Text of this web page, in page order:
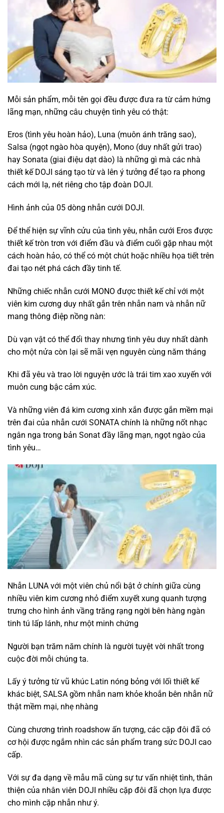
Mỗi sản phẩm, mỗi tên gọi đều được đưa ra từ cảm hứng
lãng mạn, những câu chuyện tình yêu có thật:
Eros (tình yêu hoàn hảo), Luna (muôn ánh trăng sao),
Salsa (ngọt ngào hòa quyện), Mono (duy nhất gửi trao)
hay Sonata (giai điệu dạt dào) là những gì mà các nhà
thiết kế DOJI sáng tạo từ và lên ý tưởng để tạo ra phong
cách mới lạ, nét riêng cho tập đoàn DOJI.
Hình ảnh của 05 dòng nhẫn cưới DOJI.
Để thể hiện sự vĩnh cửu của tình yêu, nhẫn cưới Eros được
thiết kế tròn trơn với điểm đầu và điểm cuối gặp nhau một
cách hoàn hảo, có thể có một chút hoặc nhiều họa tiết trên
đai tạo nét phá cách đầy tinh tế.
Những chiếc nhẫn cưới MONO được thiết kế chỉ với một
viên kim cương duy nhất gắn trên nhẫn nam và nhẫn nữ
mang thông điệp nồng nàn:
Dù vạn vật có thể đổi thay nhưng tình yêu duy nhất dành
cho một nửa còn lại sẽ mãi vẹn nguyên cùng năm tháng
Khi đã yêu và trao lời nguyện ước là trái tim xao xuyến với
muôn cung bậc cảm xúc.
Và những viên đá kim cương xinh xắn được gắn mềm mại
trên đai của nhẫn cưới SONATA chính là những nốt nhạc
ngân nga trong bản Sonat đầy lãng mạn, ngọt ngào của
tình yêu…
Nhẫn LUNA với một viên chủ nổi bật ở chính giữa cùng
nhiều viên kim cương nhỏ điểm xuyết xung quanh tượng
trưng cho hình ảnh vầng trăng rạng ngời bên hàng ngàn
tinh tú lấp lánh, như một minh chứng
Người bạn trăm năm chính là người tuyệt vời nhất trong
cuộc đời mỗi chúng ta.
Lấy ý tưởng từ vũ khúc Latin nóng bỏng với lối thiết kế
khác biệt, SALSA gồm nhẫn nam khỏe khoắn bên nhẫn nữ
thật mềm mại, nhẹ nhàng
Cùng chương trình roadshow ấn tượng, các cặp đôi đã có
cơ hội được ngắm nhìn các sản phẩm trang sức DOJI cao
cấp.
Với sự đa dạng về mẫu mã cùng sự tư vấn nhiệt tình, thân
thiện của nhân viên DOJI nhiều cặp đôi đã chọn lựa được
cho mình cặp nhẫn như ý.